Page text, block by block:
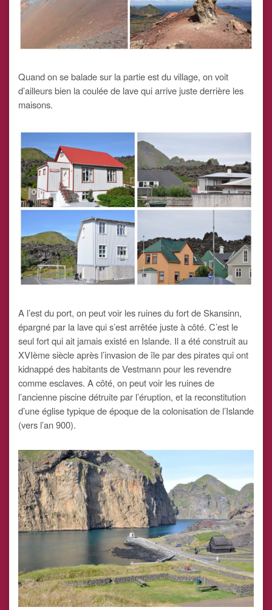
Quand on se balade sur la partie est du village, on voit
d’ailleurs bien la coulée de lave qui arrive juste derrière les
maisons.
A l’est du port, on peut voir les ruines du fort de Skansinn,
épargné par la lave qui s’est arrêtée juste à côté. C’est le
seul fort qui ait jamais existé en Islande. Il a été construit au
XVIème siècle après l’invasion de île par des pirates qui ont
kidnappé des habitants de Vestmann pour les revendre
comme esclaves. A côté, on peut voir les ruines de
l’ancienne piscine détruite par l’éruption, et la reconstitution
d’une église typique de époque de la colonisation de l’Islande
(vers l’an 900).